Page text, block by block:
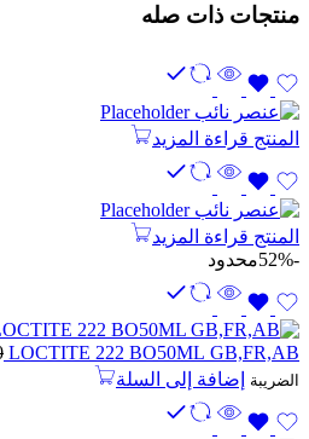
منتجات ذات صله
المنتج قراءة المزيد
المنتج قراءة المزيد
-52%
محدود
LOCTITE 222 BO50ML GB,FR,AB
الضريبة
إضافة إلى السلة